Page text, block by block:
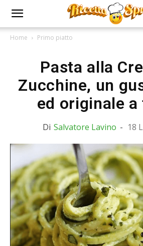
Home Primo piatto
Pasta alla
Zucchine, un
ed originale a
Di Salvatore Lavino - 18